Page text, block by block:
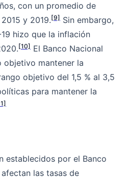
con un promedio de
y 2019.[9] Sin embargo,
hizo que la inflación
[10] El Banco Nacional
objetivo mantener la
objetivo del 1,5 % al 3,5
para mantener la
establecidos por el Banco
las tasas de